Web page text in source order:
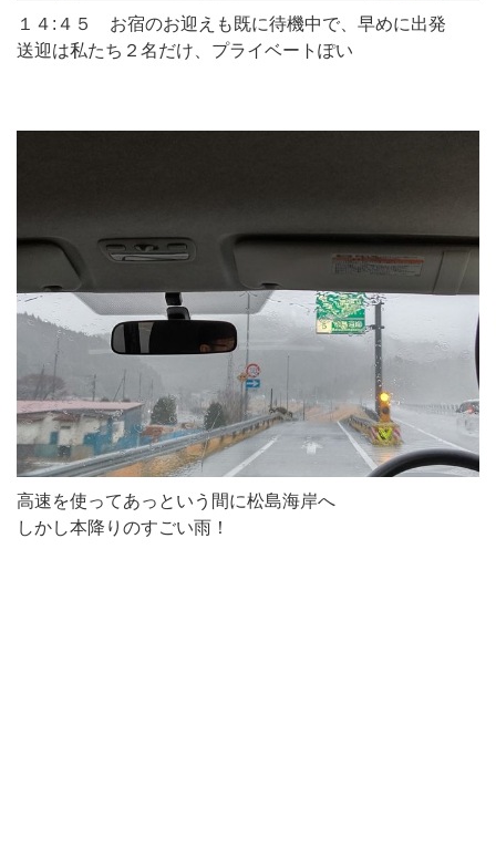
１４:４５ お宿のお迎えも既に待機中で、早めに出発
送迎は私たち２名だけ、プライベートぽい
高速を使ってあっという間に松島海岸へ
しかし本降りのすごい雨！